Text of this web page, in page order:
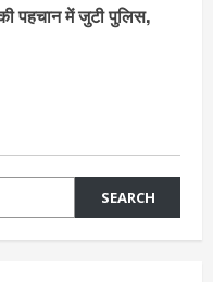
पहचान में जुटी पुलिस,
SEARCH